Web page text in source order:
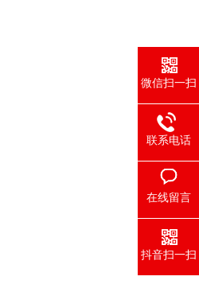
微信扫一扫
联系电话
在线留言
抖音扫一扫